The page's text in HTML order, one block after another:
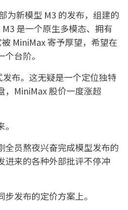
为新模型 M3 的发布，组建的
是一个原生多模态、拥有
MiniMax 寄予厚望，希望在
台阶。
布。这无疑是一个定位独特
，MiniMax 股价一度涨超
全员熬夜兴奋完成模型发布的
进来的各种外部批评不停冲
发布的定价方案上。